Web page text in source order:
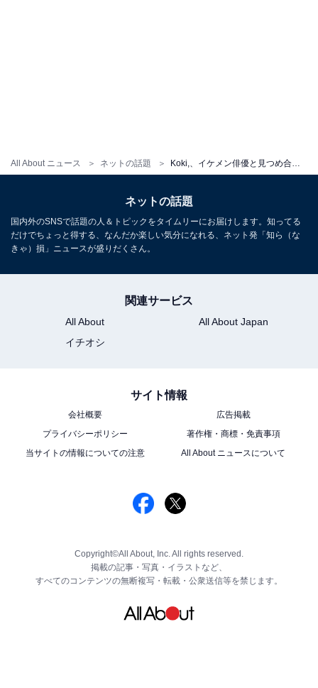
All About ニュース ネットの話題
ネットの話題
国内外のSNSで話題の人＆トピックをタイムリーにお届けします。知ってる
だけでちょっと得する、なんだか楽しい気分になれる、ネット発「知ら（な
きゃ）損」ニュースが盛りだくさん。
関連サービス
All About
All About Japan
イチオシ
サイト情報
会社概要
広告掲載
プライバシーポリシー
著作権・商標・免責事項
当サイトの情報についての注意
All About ニュースについて
Copyright©All About, Inc. All rights reserved.
掲載の記事・写真・イラストなど、
すべてのコンテンツの無断複写・転載・公衆送信等を禁じます。